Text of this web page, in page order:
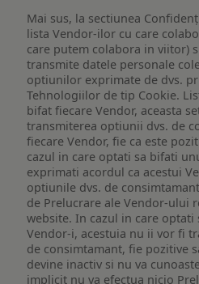
Mai sus, la sectiunea
lista Vendor-ilor cu care
care putem colabora in viitor)
transmite datele personale
optiunilor exprimate de dvs.
Tehnologiilor de tip Cookie.
bifat fiecare Vendor, aceasta
transmiterea optiunii dvs. de
fiecare Vendor, fie ca este
cazul in care optati sa bifati
exprimati acordul ca acestui
optiunile dvs. de
de Prelucrare ale Vendor-ului
website. In cazul in care
Vendor-i, acestuia nu ii vor fi
de consimtamant, fie pozitive
devine inactiv si nu va
implicit nu va efectua nicio